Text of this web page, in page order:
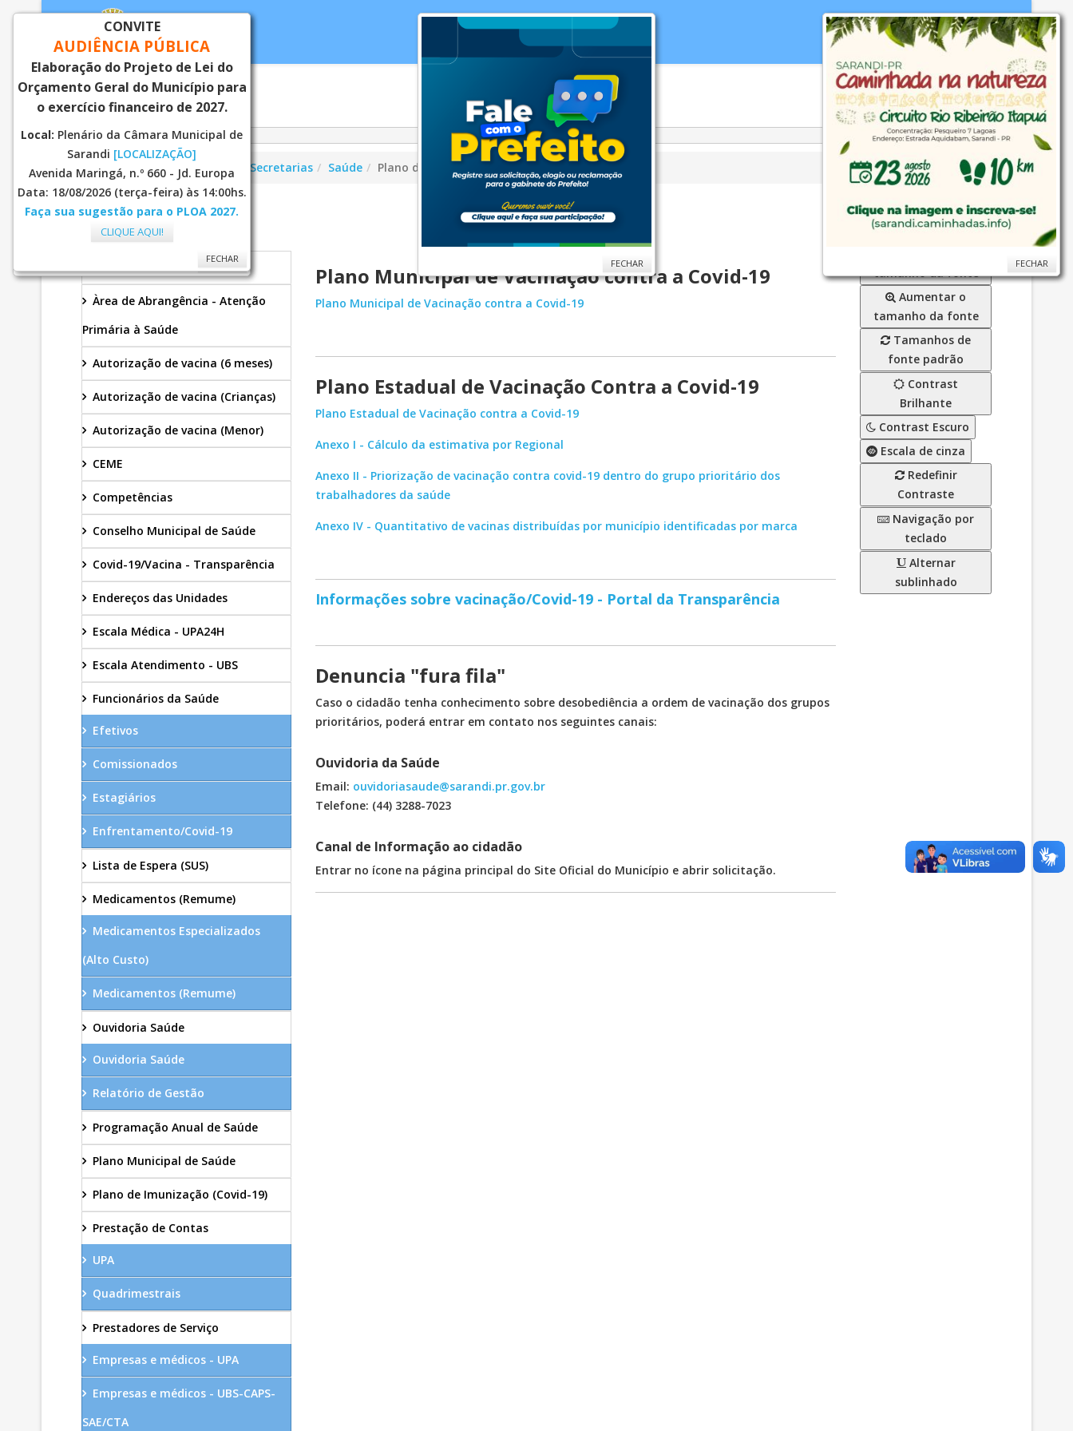
Secretarias Cidade WebMail ... Ajuda
Você está aqui: Página Principal Secretarias Saúde Plano de Imunização (Covid-19)
SAÚDE
Secretaria
Àrea de Abrangência - Atenção
Primária à Saúde
Autorização de vacina (6 meses)
Autorização de vacina (Crianças)
Autorização de vacina (Menor)
CEME
Competências
Conselho Municipal de Saúde
Covid-19/Vacina - Transparência
Endereços das Unidades
Escala Médica - UPA24H
Escala Atendimento - UBS
Funcionários da Saúde
Efetivos
Comissionados
Estagiários
Enfrentamento/Covid-19
Lista de Espera (SUS)
Medicamentos (Remume)
Medicamentos Especializados
(Alto Custo)
Medicamentos (Remume)
Ouvidoria Saúde
Ouvidoria Saúde
Relatório de Gestão
Programação Anual de Saúde
Plano Municipal de Saúde
Plano de Imunização (Covid-19)
Prestação de Contas
UPA
Quadrimestrais
Prestadores de Serviço
Empresas e médicos - UPA
Empresas e médicos - UBS-CAPS-
SAE/CTA
Plano Municipal de Vacinação contra a Covid-19
Plano Municipal de Vacinação contra a Covid-19
Plano Estadual de Vacinação Contra a Covid-19
Plano Estadual de Vacinação contra a Covid-19
Anexo I - Cálculo da estimativa por Regional
Anexo II - Priorização de vacinação contra covid-19 dentro do grupo prioritário dos
trabalhadores da saúde
Anexo IV - Quantitativo de vacinas distribuídas por município identificadas por marca
Informações sobre vacinação/Covid-19 - Portal da Transparência
Denuncia "fura fila"
Caso o cidadão tenha conhecimento sobre desobediência a ordem de vacinação dos grupos
prioritários, poderá entrar em contato nos seguintes canais:
Ouvidoria da Saúde
Email: ouvidoriasaude@sarandi.pr.gov.br
Telefone: (44) 3288-7023
Canal de Informação ao cidadão
Entrar no ícone na página principal do Site Oficial do Município e abrir solicitação.
tamanho da fonte
Aumentar o
tamanho da fonte
Tamanhos de
fonte padrão
Contrast
Brilhante
Contrast Escuro
Escala de cinza
Redefinir
Contraste
Navigação por
teclado
Alternar
sublinhado
FECHAR
CONVITE
AUDIÊNCIA PÚBLICA
Elaboração do Projeto de Lei do
Orçamento Geral do Município para
o exercício financeiro de 2027.
Local: Plenário da Câmara Municipal de
Sarandi [LOCALIZAÇÃO]
Avenida Maringá, n.º 660 - Jd. Europa
Data: 18/08/2026 (terça-feira) às 14:00hs.
Faça sua sugestão para o PLOA 2027.
CLIQUE AQUI!
FECHAR FECHAR
FECHAR
FECHAR